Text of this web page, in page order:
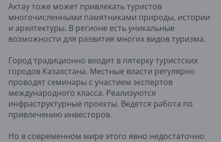
Актау тоже может привлекать туристов
многочисленными памятниками природы, истории
и архитектуры. В регионе есть уникальные
возможности для развития многих видов туризма.
Город традиционно входит в пятерку туристских
городов Казахстана. Местные власти регулярно
проводят семинары с участием экспертов
международного класса. Реализуются
инфраструктурные проекты. Ведется работа по
привлечению инвесторов.
Но в современном мире этого явно недостаточно.